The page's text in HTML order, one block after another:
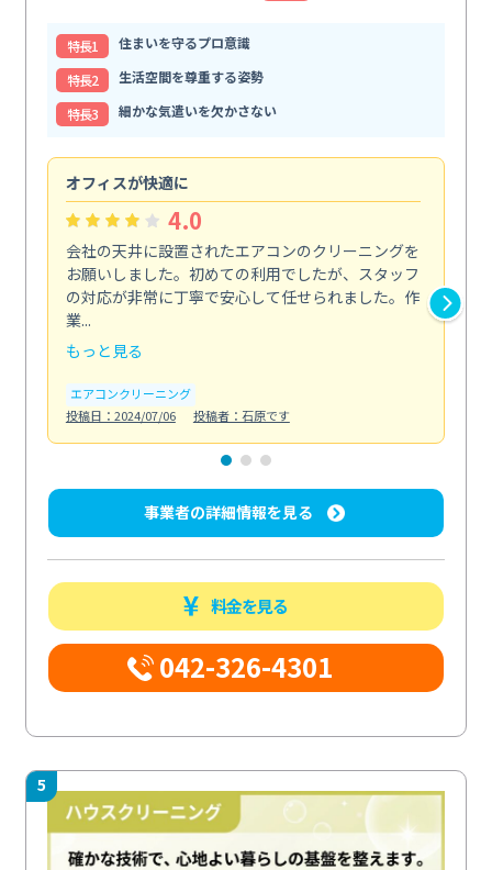
特⻑1
住まいを守るプロ意識
特⻑2
生活空間を尊重する姿勢
特⻑3
細かな気遣いを欠かさない
オフィスが快適に
4.0
会社の天井に設置されたエアコンのクリーニングを
お願いしました。初めての利用でしたが、スタッフ
の対応が非常に丁寧で安心して任せられました。作
業...
もっと見る
エアコンクリーニング
投稿日：2024/07/06
投稿者：石原です
事業者の詳細情報を見る
料金を見る
042-326-4301
5